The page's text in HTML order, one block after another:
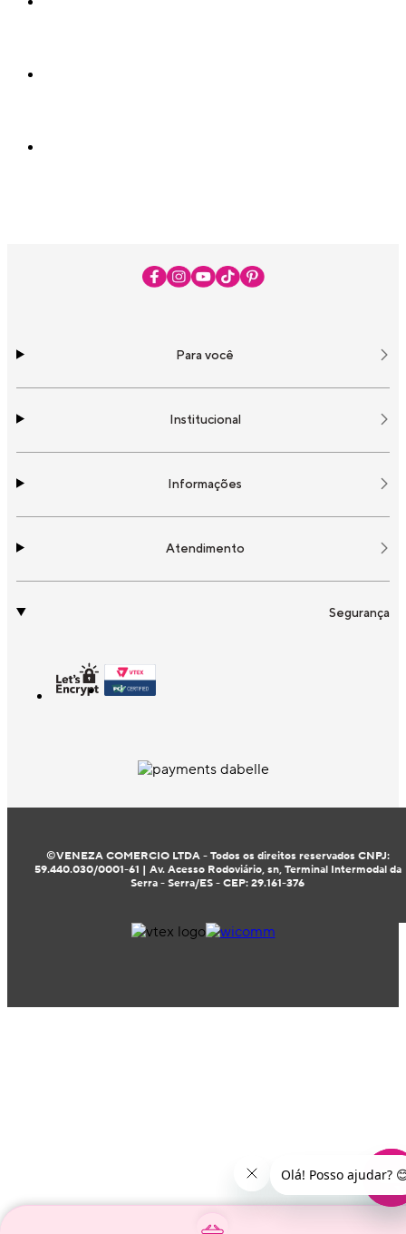
Para você
Institucional
Informações
Atendimento
Segurança
©VENEZA COMERCIO LTDA - Todos os direitos reservados CNPJ:
59.440.030/0001-61 | Av. Acesso Rodoviário, sn, Terminal Intermodal da
Serra - Serra/ES - CEP: 29.161-376